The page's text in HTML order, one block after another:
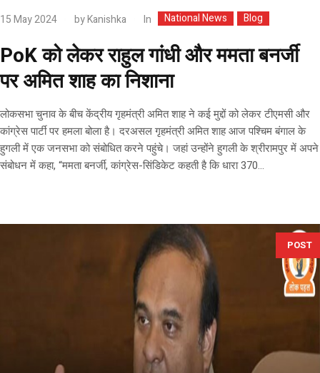
15 May 2024 byKanishka In National News Blog
PoK को लेकर राहुल गांधी और ममता बनर्जी
पर अमित शाह का निशाना
लोकसभा चुनाव के बीच केंद्रीय गृहमंत्री अमित शाह ने कई मुद्दों को लेकर टीएमसी और
कांग्रेस पार्टी पर हमला बोला है। दरअसल गृहमंत्री अमित शाह आज पश्चिम बंगाल के
हुगली में एक जनसभा को संबोधित करने पहुंचे। जहां उन्होंने हुगली के श्रीरामपुर में अपने
संबोधन में कहा, “ममता बनर्जी, कांग्रेस-सिंडिकेट कहती है कि धारा 370...
POST